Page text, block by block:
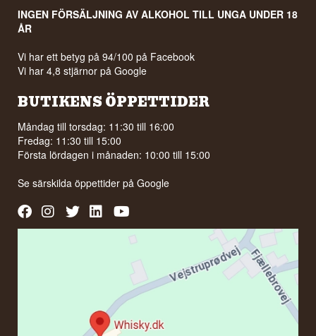
INGEN FÖRSÄLJNING AV ALKOHOL TILL UNGA UNDER 18
ÅR
Vi har ett betyg på 94/100 på Facebook
Vi har 4,8 stjärnor på Google
BUTIKENS ÖPPETTIDER
Måndag till torsdag: 11:30 till 16:00
Fredag: 11:30 till 15:00
Första lördagen i månaden: 10:00 till 15:00
Se särskilda öppettider påGoogle